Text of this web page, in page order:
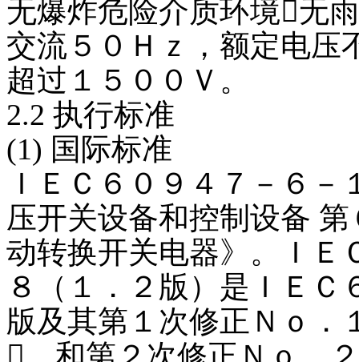
无爆炸危险介质环境无
交流５０Ｈｚ，额定电压
超过１５００Ｖ。
2.2 执行标准
(1) 国际标准
ＩＥＣ６０９４７－６
压开关设备和控制设备
动转换开关电器》。ＩＥ
８（１．２版）是ＩＥ
版及其第１次修正Ｎｏ．１